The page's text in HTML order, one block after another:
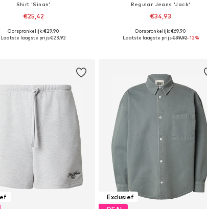
Shirt 'Sinan'
€25,42
maten: S, M, L, XL
Oorspronkelijk: €29,90
Laatste laagste prijs:€23,92
Regular Jeans 'Jack'
€34,93
Beschikbare maten: 31, 32, 33, 34, 36
Oorspronkelijk: €69,90
Laatste laagste prijs:€39,92-12%
Exclusief